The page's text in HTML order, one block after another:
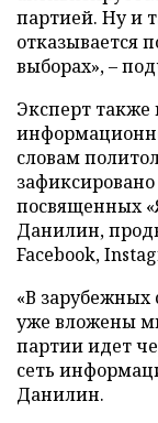
партией. Ну и
отказывается
выборах», –
Эксперт
словам
посвященных
Данилин,
Facebook,
«В зарубежных
уже вложены
партии идет
сеть
Данилин.